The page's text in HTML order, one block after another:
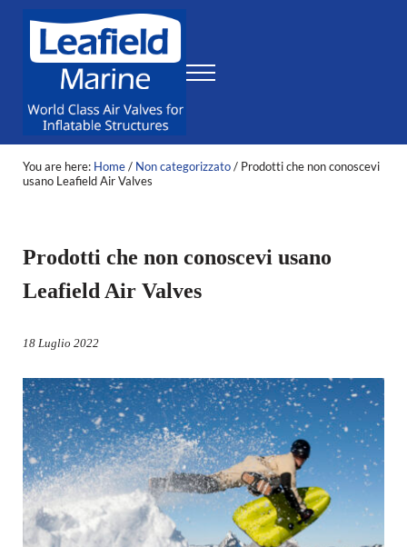
Leafield Marine
World Class Air Valves for Inflatable Structures
Menu
You are here: Home/ Non categorizzato/Prodotti che non conoscevi
usano Leafield Air Valves
Prodotti che non conoscevi usano
Leafield Air Valves
18 Luglio 2022